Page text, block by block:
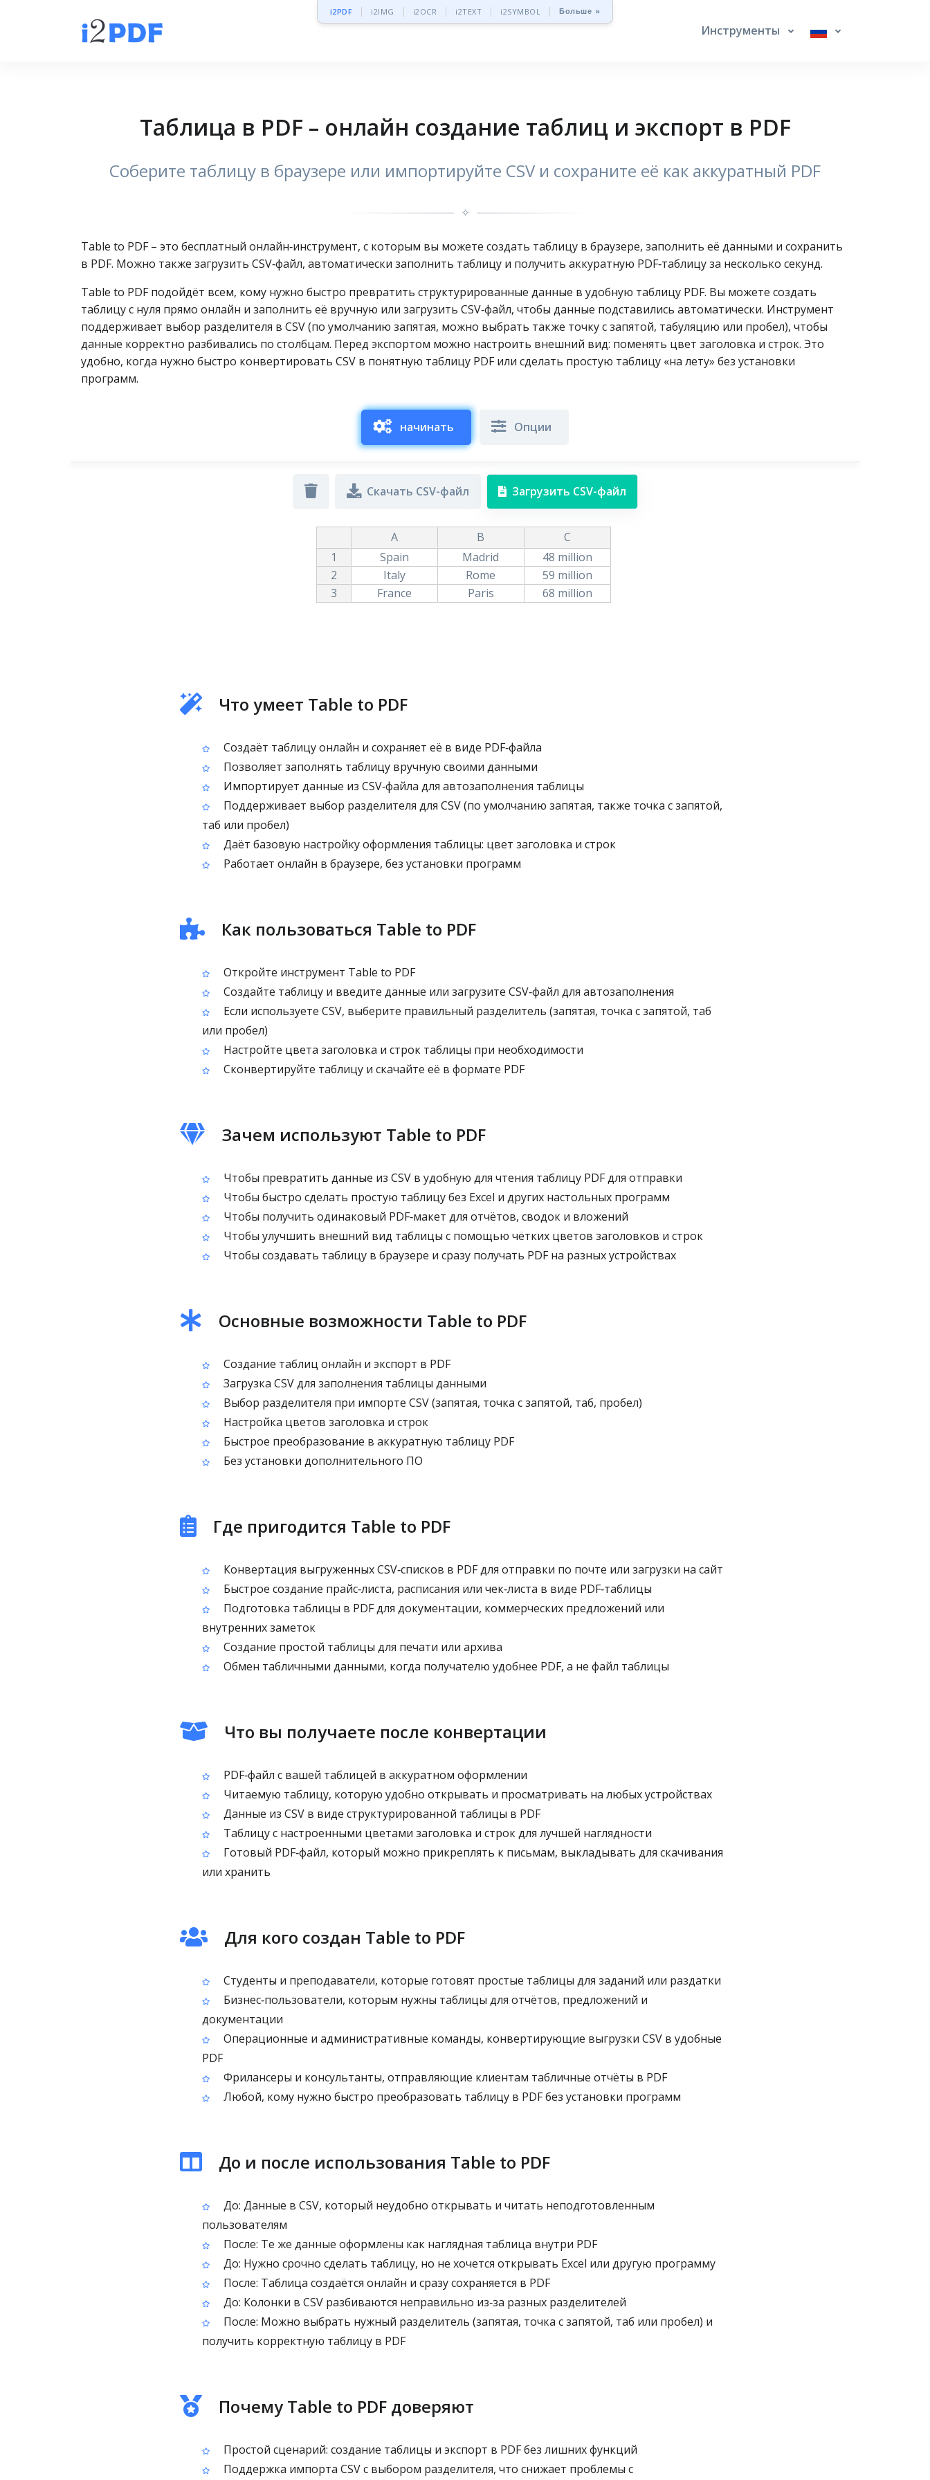
i2PDF i2IMG i2OCR i2TEXT i2SYMBOL Больше »
Инструменты
Таблица в PDF – онлайн создание таблиц и экспорт в PDF
Соберите таблицу в браузере или импортируйте CSV и сохраните её как аккуратный PDF
✧
Table to PDF – это бесплатный онлайн‑инструмент, с которым вы можете создать таблицу в браузере, заполнить её данными и сохранить
в PDF. Можно также загрузить CSV‑файл, автоматически заполнить таблицу и получить аккуратную PDF‑таблицу за несколько секунд.
Table to PDF подойдёт всем, кому нужно быстро превратить структурированные данные в удобную таблицу PDF. Вы можете создать
таблицу с нуля прямо онлайн и заполнить её вручную или загрузить CSV‑файл, чтобы данные подставились автоматически. Инструмент
поддерживает выбор разделителя в CSV (по умолчанию запятая, можно выбрать также точку с запятой, табуляцию или пробел), чтобы
данные корректно разбивались по столбцам. Перед экспортом можно настроить внешний вид: поменять цвет заголовка и строк. Это
удобно, когда нужно быстро конвертировать CSV в понятную таблицу PDF или сделать простую таблицу «на лету» без установки
программ.
начинать Опции
Скачать CSV-файл Загрузить CSV-файл
A B
C
1
Spain Madrid
48 million
2
Italy Rome
59 million
3
France Paris 68 million
Что умеет Table to PDF
Создаёт таблицу онлайн и сохраняет её в виде PDF‑файла
Позволяет заполнять таблицу вручную своими данными
Импортирует данные из CSV‑файла для автозаполнения таблицы
Поддерживает выбор разделителя для CSV (по умолчанию запятая, также точка с запятой,
таб или пробел)
Даёт базовую настройку оформления таблицы: цвет заголовка и строк
Работает онлайн в браузере, без установки программ
Как пользоваться Table to PDF
Откройте инструмент Table to PDF
Создайте таблицу и введите данные или загрузите CSV‑файл для автозаполнения
Если используете CSV, выберите правильный разделитель (запятая, точка с запятой, таб
или пробел)
Настройте цвета заголовка и строк таблицы при необходимости
Сконвертируйте таблицу и скачайте её в формате PDF
Зачем используют Table to PDF
Чтобы превратить данные из CSV в удобную для чтения таблицу PDF для отправки
Чтобы быстро сделать простую таблицу без Excel и других настольных программ
Чтобы получить одинаковый PDF‑макет для отчётов, сводок и вложений
Чтобы улучшить внешний вид таблицы с помощью чётких цветов заголовков и строк
Чтобы создавать таблицу в браузере и сразу получать PDF на разных устройствах
Основные возможности Table to PDF
Создание таблиц онлайн и экспорт в PDF
Загрузка CSV для заполнения таблицы данными
Выбор разделителя при импорте CSV (запятая, точка с запятой, таб, пробел)
Настройка цветов заголовка и строк
Быстрое преобразование в аккуратную таблицу PDF
Без установки дополнительного ПО
Где пригодится Table to PDF
Конвертация выгруженных CSV‑списков в PDF для отправки по почте или загрузки на сайт
Быстрое создание прайс‑листа, расписания или чек‑листа в виде PDF‑таблицы
Подготовка таблицы в PDF для документации, коммерческих предложений или
внутренних заметок
Создание простой таблицы для печати или архива
Обмен табличными данными, когда получателю удобнее PDF, а не файл таблицы
Что вы получаете после конвертации
PDF‑файл с вашей таблицей в аккуратном оформлении
Читаемую таблицу, которую удобно открывать и просматривать на любых устройствах
Данные из CSV в виде структурированной таблицы в PDF
Таблицу с настроенными цветами заголовка и строк для лучшей наглядности
Готовый PDF‑файл, который можно прикреплять к письмам, выкладывать для скачивания
или хранить
Для кого создан Table to PDF
Студенты и преподаватели, которые готовят простые таблицы для заданий или раздатки
Бизнес‑пользователи, которым нужны таблицы для отчётов, предложений и
документации
Операционные и административные команды, конвертирующие выгрузки CSV в удобные
PDF
Фрилансеры и консультанты, отправляющие клиентам табличные отчёты в PDF
Любой, кому нужно быстро преобразовать таблицу в PDF без установки программ
До и после использования Table to PDF
До: Данные в CSV, который неудобно открывать и читать неподготовленным
пользователям
После: Те же данные оформлены как наглядная таблица внутри PDF
До: Нужно срочно сделать таблицу, но не хочется открывать Excel или другую программу
После: Таблица создаётся онлайн и сразу сохраняется в PDF
До: Колонки в CSV разбиваются неправильно из‑за разных разделителей
После: Можно выбрать нужный разделитель (запятая, точка с запятой, таб или пробел) и
получить корректную таблицу в PDF
Почему Table to PDF доверяют
Простой сценарий: создание таблицы и экспорт в PDF без лишних функций
Поддержка импорта CSV с выбором разделителя, что снижает проблемы с